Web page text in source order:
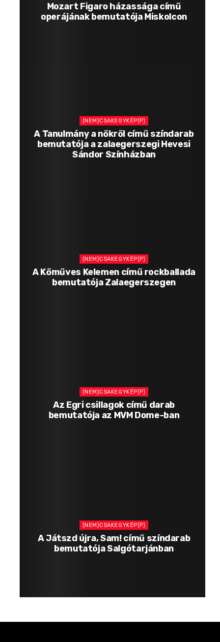
Mozart Figaro házassága című
operájának bemutatója Miskolcon
(NEM)CSAKEGYKÉP(P)
A Tanulmány a nőkről című színdarab
bemutatója a zalaegerszegi Hevesi
Sándor Színházban
(NEM)CSAKEGYKÉP(P)
A Kőműves Kelemen című rockballada
bemutatója Zalaegerszegen
(NEM)CSAKEGYKÉP(P)
Az Egri csillagok című darab
bemutatója az MVM Dome-ban
(NEM)CSAKEGYKÉP(P)
A Játszd újra, Sam! című színdarab
bemutatója Salgótarjánban